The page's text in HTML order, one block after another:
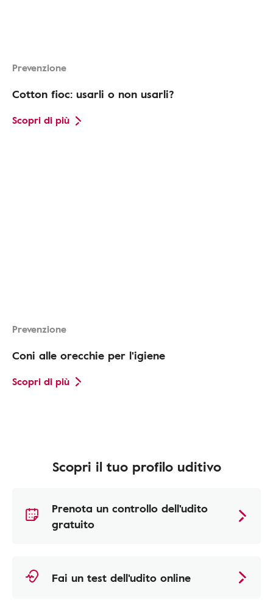
Prevenzione
Cotton fioc: usarli o non usarli?
Scopri di più
Prevenzione
Coni alle orecchie per l'igiene
Scopri di più
Scopri il tuo profilo uditivo
Prenota un controllo dell'udito
gratuito
Fai un test dell'udito online